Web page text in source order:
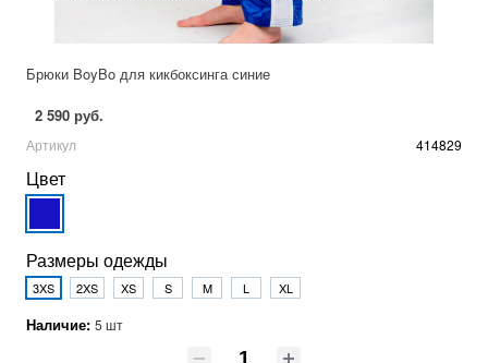
Брюки BoyBo для кикбоксинга синие
2 590 руб.
Артикул 414829
Цвет
Размеры одежды
3XS 2XS XS S M L XL
Наличие: 5 шт